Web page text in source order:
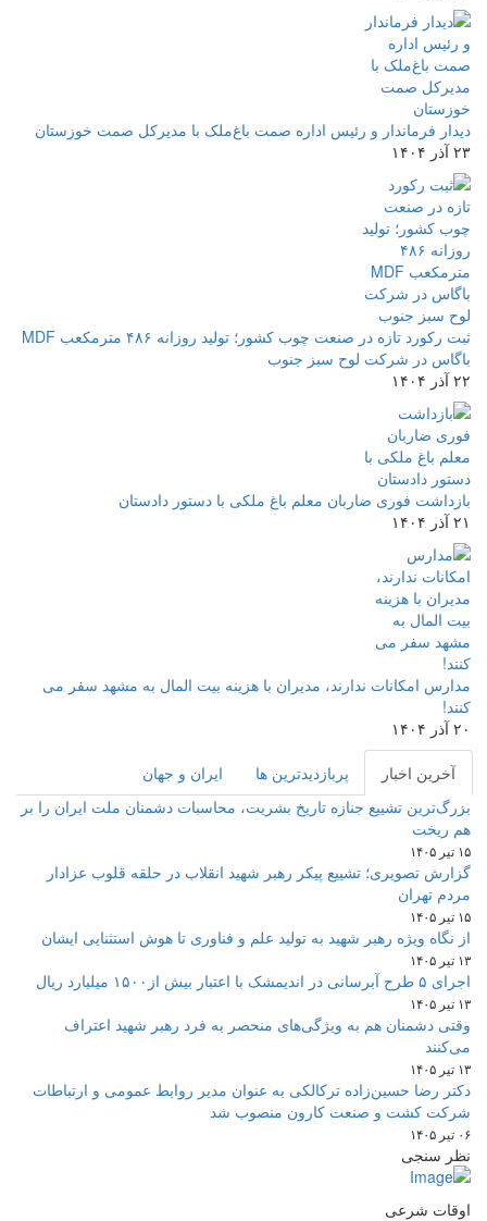
دیدار فرماندار و رئیس اداره صمت باغ‌ملک با مدیرکل صمت خوزستان
۲۳ آذر ۱۴۰۴
ثبت رکورد تازه در صنعت چوب کشور؛ تولید روزانه ۴۸۶ مترمکعب MDF
باگاس در شرکت لوح سبز جنوب
۲۲ آذر ۱۴۰۴
بازداشت فوری ضاربان معلم باغ ملکی با دستور دادستان
۲۱ آذر ۱۴۰۴
مدارس امکانات ندارند، مدیران با هزینه بیت المال به مشهد سفر می
کنند!
۲۰ آذر ۱۴۰۴
آخرین اخبار پربازدیدترین ها
ایران و جهان
بزرگ‌ترین تشییع جنازه تاریخ بشریت، محاسبات دشمنان ملت ایران را بر
هم ریخت
۱۵ تیر ۱۴۰۵
گزارش تصویری؛ تشییع پیکر رهبر شهید انقلاب در حلقه قلوب عزادار
مردم تهران
۱۵ تیر ۱۴۰۵
از نگاه ویژه رهبر شهید به تولید علم و فناوری تا هوش استثنایی ایشان
۱۳ تیر ۱۴۰۵
اجرای ۵ طرح آبرسانی در اندیمشک با اعتبار بیش از۱۵۰۰ میلیارد ریال
۱۳ تیر ۱۴۰۵
وقتی دشمنان هم به ویژگی‌های منحصر به فرد رهبر شهید اعتراف
می‌کنند
۱۳ تیر ۱۴۰۵
دکتر رضا حسین‌زاده ترکالکی به عنوان مدیر روابط عمومی و ارتباطات
شرکت کشت و صنعت کارون منصوب شد
۰۶ تیر ۱۴۰۵
نظر سنجی
اوقات شرعی